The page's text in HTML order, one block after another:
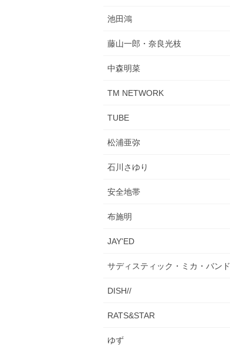
池田鴻
藤山一郎・奈良光枝
中森明菜
TM NETWORK
TUBE
松浦亜弥
石川さゆり
安全地帯
布施明
JAY'ED
サディスティック・ミカ・バンド
DISH//
RATS&STAR
ゆず